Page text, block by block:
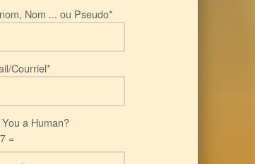
Nom ... ou Pseudo*
Courriel*
a Human?
=